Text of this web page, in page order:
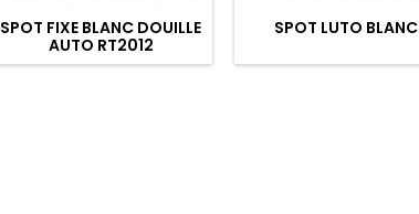
SPOT FIXE BLANC DOUILLE
AUTO RT2012
SPOT LUTO BLANC